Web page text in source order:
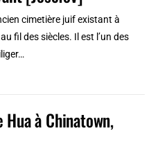
cimetière juif existant à
fil des siècles. Il est l’un des
à Chinatown,